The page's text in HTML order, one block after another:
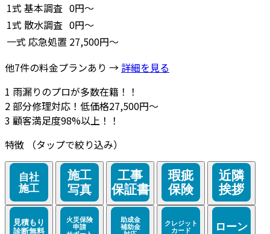
1式 基本調査 0円～
1式 散水調査 0円～
一式 応急処置 27,500円～
他7件の料金プランあり → 詳細を見る
1 雨漏りのプロが多数在籍！！
2部分修理対応！低価格27,500円～
3 顧客満足度98%以上！！
特徴
（タップで絞り込み）